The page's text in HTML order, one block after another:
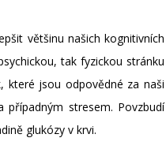
většinu našich kognitivních
tak fyzickou stránku
které jsou odpovědné za naši
stresem. Povzbudí
glukózy v krvi.